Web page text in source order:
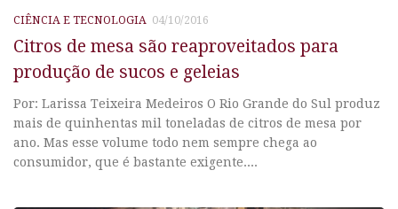
CIÊNCIA E TECNOLOGIA 04/10/2016
Citros de mesa são reaproveitados para
produção de sucos e geleias
Por: Larissa Teixeira Medeiros O Rio Grande do Sul produz
mais de quinhentas mil toneladas de citros de mesa por
ano. Mas esse volume todo nem sempre chega ao
consumidor, que é bastante exigente....